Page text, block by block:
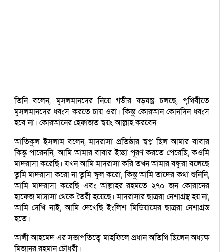
তিনি বলেন, মুসলমানদের নিয়ে গভীর ষড়যন্ত্র চলছে, পৃথিবীতে
মুসলমানদের ধ্বংস করতে চায় ওরা। কিন্তু কোরআন কোনদিন ধ্বংস
হবে না। কোরআনের হেফাজত স্বয়ং আল্লাহ করবেন
আতিকুল ইসলাম বলেন, মাদরাসা প্রতিষ্ঠার স্বপ্ন ছিল আমার বাবার
কিন্তু পারেননি, আমি আমার বাবার ইচ্ছা পূরণ করতে পেরেছি, কওমি
মাদরাসা করেছি। যখন আমি মাদরাসা করি তখন আমার বন্ধুরা বলেছে
তুমি মাদরাসা করো না তুমি স্কুল করো, কিন্তু আমি তাদের কথা শুনিনি,
আমি মাদরাসা করেছি এবং আল্লাহর রহমতে ২৭০ জন কোরানের
হাফেজ মাদ্রাসা থেকে তৈরী হয়েছে। মাদরাসার ছাত্ররা নেশাগ্রস্থ হয় না,
আমি দেখি নাই, আমি দেখেছি ইংলিশ মিডিয়ামের ছাত্ররা নেশাগ্রস্ত
হতে।
আলী আহমেদ এর সভাপতিত্বে মাহফিলে প্রধান অতিথি ছিলেন অধ্যক্ষ
মিজানুর রহমান চৌধুরী।